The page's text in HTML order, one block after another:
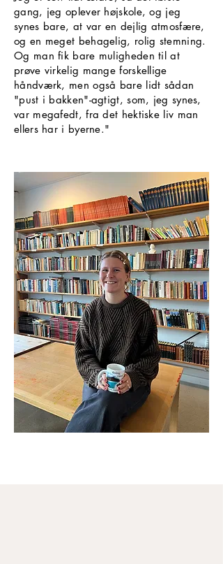
gang, jeg oplever højskole, og jeg
synes bare, at var en dejlig atmosfære,
og en meget behagelig, rolig stemning.
Og man fik bare muligheden til at
prøve virkelig mange forskellige
håndværk, men også bare lidt sådan
"pust i bakken"-agtigt, som, jeg synes,
var megafedt, fra det hektiske liv man
ellers har i byerne."